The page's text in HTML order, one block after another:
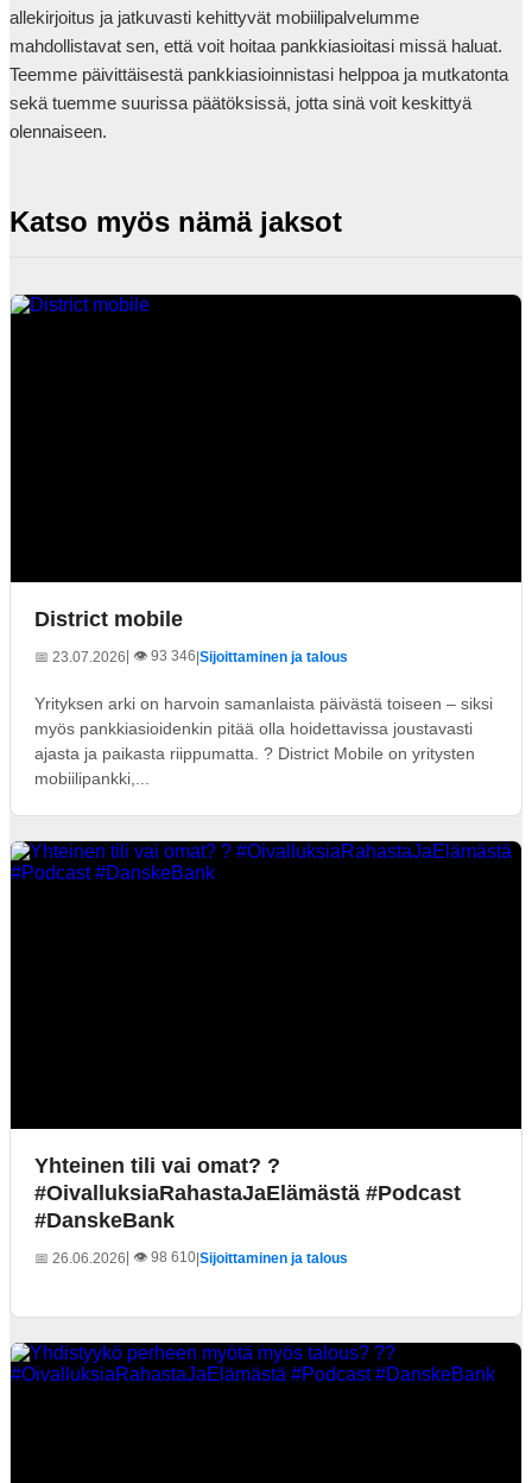
allekirjoitus ja jatkuvasti kehittyvät mobiilipalvelumme
mahdollistavat sen, että voit hoitaa pankkiasioitasi missä haluat.
Teemme päivittäisestä pankkiasioinnistasi helppoa ja mutkatonta
sekä tuemme suurissa päätöksissä, jotta sinä voit keskittyä
olennaiseen.
Katso myös nämä jaksot
District mobile
📅 23.07.2026| 👁️ 93 346 Sijoittaminen ja talous
Yrityksen arki on harvoin samanlaista päivästä toiseen – siksi
myös pankkiasioidenkin pitää olla hoidettavissa joustavasti
ajasta ja paikasta riippumatta. ? District Mobile on yritysten
mobiilipankki,...
Yhteinen tili vai omat? ?
#OivalluksiaRahastaJaElämästä #Podcast
#DanskeBank
📅 26.06.2026| 👁️ 98 610 Sijoittaminen ja talous